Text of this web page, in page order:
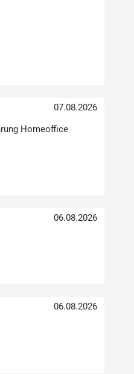
07.08.2026
Homeoffice
06.08.2026
06.08.2026